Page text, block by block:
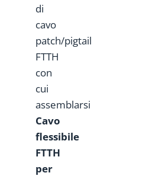
di
cavo
patch/pigtail
FTTH
con
cui
assemblarsi
Cavo
flessibile
FTTH
per